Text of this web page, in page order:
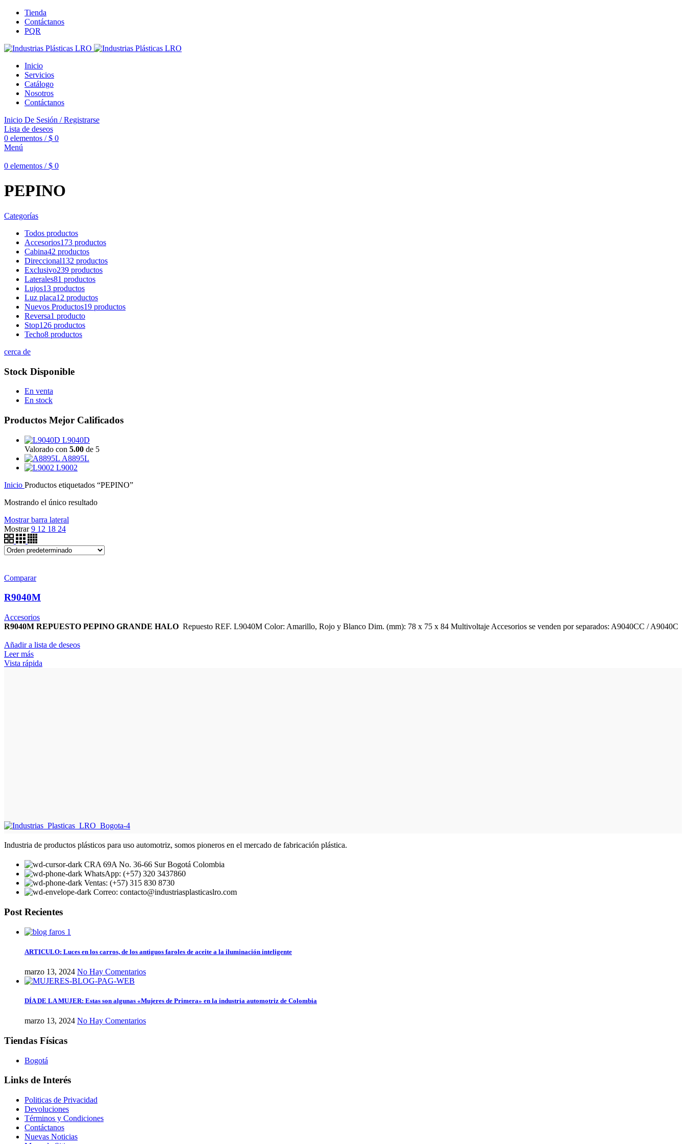
Tienda
Contáctanos
PQR
Inicio
Servicios
Catálogo
Nosotros
Contáctanos
Inicio De Sesión / Registrarse
Lista de deseos
0 elementos / $ 0
Menú
0 elementos / $ 0
PEPINO
Categorías
Todos productos
Accesorios173 productos
Cabina42 productos
Direccional132 productos
Exclusivo239 productos
Laterales81 productos
Lujos13 productos
Luz placa12 productos
Nuevos Productos19 productos
Reversa1 producto
Stop126 productos
Techo8 productos
cerca de
Stock Disponible
En venta
En stock
Productos Mejor Calificados
L9040D
Valorado con 5.00 de 5
A8895L
L9002
Inicio Productos etiquetados “PEPINO”
Mostrando el único resultado
Mostrar barra lateral
Mostrar9 12 18 24
Comparar
R9040M
Accesorios
R9040M REPUESTO PEPINO GRANDE HALO Repuesto REF. L9040M Color: Amarillo, Rojo y Blanco Dim. (mm): 78 x 75 x 84 Multivoltaje Accesorios se venden por separados: A9040CC / A9040C
Añadir a lista de deseos
Leer más
Vista rápida
Industria de productos plásticos para uso automotriz, somos pioneros en el mercado de fabricación plástica.
CRA 69A No. 36-66 Sur Bogotá Colombia
WhatsApp: (+57) 320 3437860
Ventas: (+57) 315 830 8730
Correo: contacto@industriasplasticaslro.com
Post Recientes
ARTICULO: Luces en los carros, de los antiguos faroles de aceite a la iluminación inteligente
marzo 13, 2024 No Hay Comentarios
DÍA DE LA MUJER: Estas son algunas «Mujeres de Primera» en la industria automotriz de Colombia
marzo 13, 2024 No Hay Comentarios
Tiendas Físicas
Bogotá
Links de Interés
Politicas de Privacidad
Devoluciones
Términos y Condiciones
Contáctanos
Nuevas Noticias